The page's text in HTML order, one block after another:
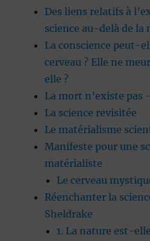
Des liens relatifs à
science au-delà de la
La conscience peut-
cerveau ? Elle ne
elle ?
La mort n’existe pas
La science revisitée
Le matérialisme
Manifeste pour une
matérialiste
Le cerveau
Réenchanter la
Sheldrake
1. La nature est-